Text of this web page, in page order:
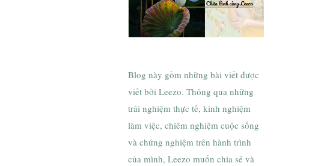
Blog này gồm những bài viết được
viết bởi Leezo. Thông qua những
trải nghiệm thực tế, kinh nghiệm
làm việc, chiêm nghiệm cuộc sống
và chứng nghiệm trên hành trình
của mình, Leezo muốn chia sẻ và